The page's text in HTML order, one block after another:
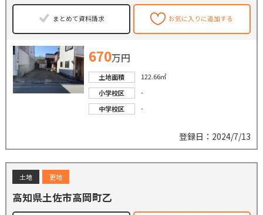
まとめて資料請求 お気に入りに追加する
670万円
土地面積
122.66㎡
小学校区
-
中学校区
-
登録日：2024/7/13
土地 更地
高知県土佐市高岡町乙